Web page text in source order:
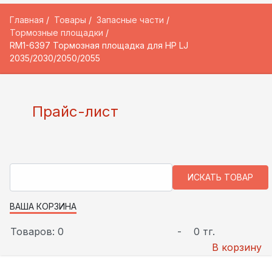
Главная Товары
Запасные части
Тормозные площадки
RM1-6397 Тормозная площадка для HP LJ
2035/2030/2050/2055
Прайс-лист
ВАША КОРЗИНА
Товаров: 0 -
0 тг.
В корзину